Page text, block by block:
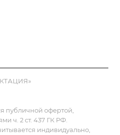
публичной офертой,
ч. 2 ст. 437 ГК РФ.
индивидуально,